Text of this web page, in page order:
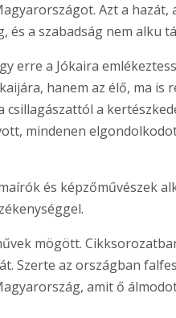
Azt a hazát,
és a szabadság nem alku
erre a Jókaira
hanem az élő, ma is
a
mindenen
és képzőművészek
mögött.
Szerte az országban
amit ő